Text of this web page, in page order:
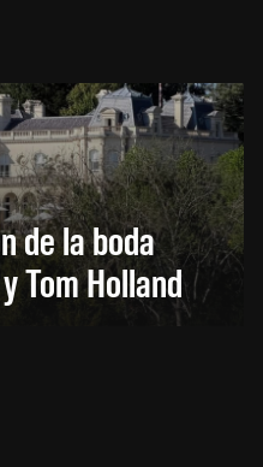
de la boda
Tom Holland